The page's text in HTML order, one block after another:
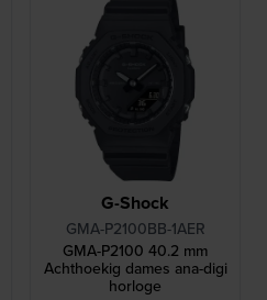
G-Shock
GMA-P2100BB-1AER
GMA-P2100 40.2 mm
Achthoekig dames ana-digi
horloge